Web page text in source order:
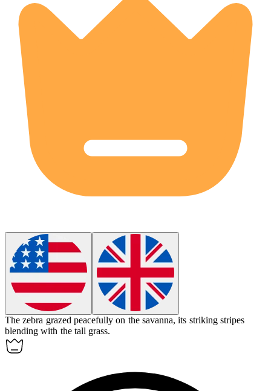
Thezebra grazed peacefully on the savanna, its striking stripes
blending with the tall grass.